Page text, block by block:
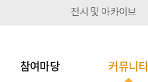
전시 및 아카이브
참여마당 커뮤니티